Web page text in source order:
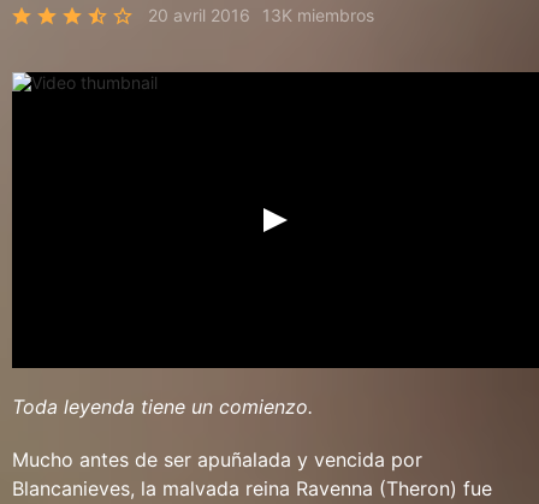
20 avril 2016 13K miembros
Toda leyenda tiene un comienzo.
Mucho antes de ser apuñalada y vencida por
Blancanieves, la malvada reina Ravenna (Theron) fue